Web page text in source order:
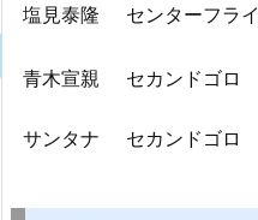
塩見泰隆 センターフライ
青木宣親 セカンドゴロ
サンタナ セカンドゴロ